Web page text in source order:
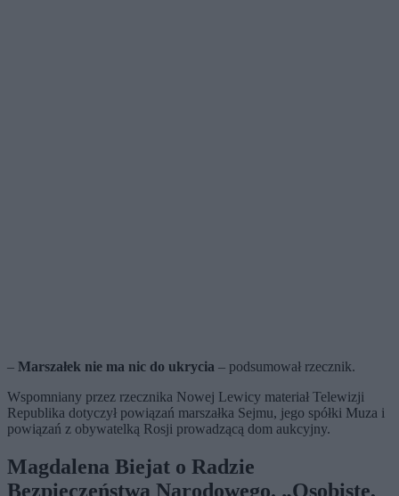
– Marszałek nie ma nic do ukrycia – podsumował rzecznik.
Wspomniany przez rzecznika Nowej Lewicy materiał Telewizji
Republika dotyczył powiązań marszałka Sejmu, jego spółki Muza i
powiązań z obywatelką Rosji prowadzącą dom aukcyjny.
Magdalena Biejat o Radzie
Bezpieczeństwa Narodowego. „Osobiste,